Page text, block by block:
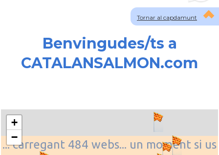
Tornar al capdamunt
Benvingudes/ts a
CATALANSALMON.com
... carregant 484 webs... un moment si us
+
−